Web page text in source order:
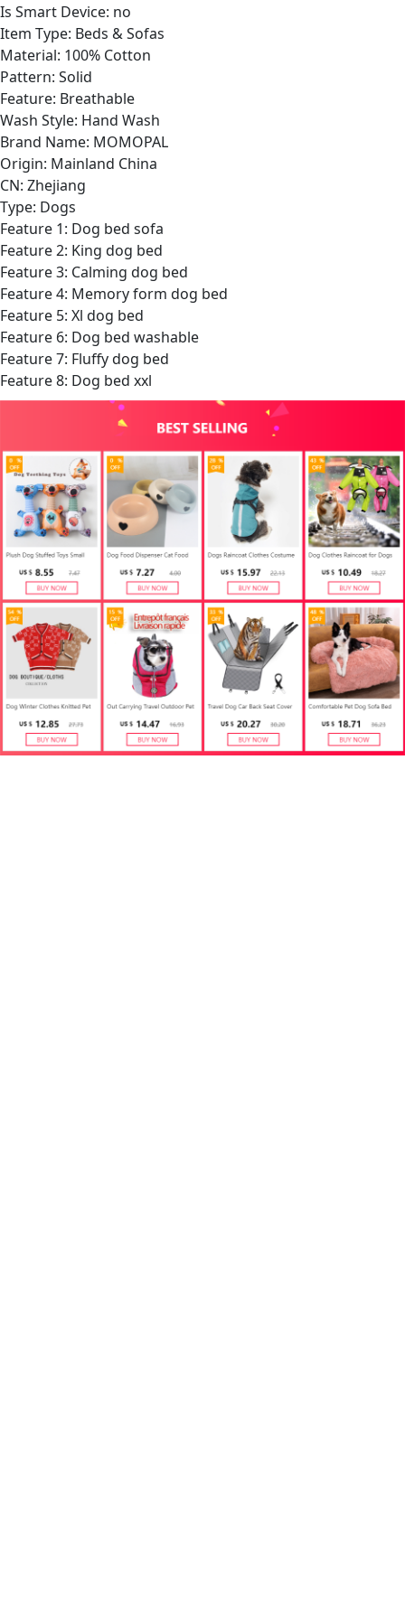
Is Smart Device: no
Item Type: Beds & Sofas
Material: 100% Cotton
Pattern: Solid
Feature: Breathable
Wash Style: Hand Wash
Brand Name: MOMOPAL
Origin: Mainland China
CN: Zhejiang
Type: Dogs
Feature 1: Dog bed sofa
Feature 2: King dog bed
Feature 3: Calming dog bed
Feature 4: Memory form dog bed
Feature 5: Xl dog bed
Feature 6: Dog bed washable
Feature 7: Fluffy dog bed
Feature 8: Dog bed xxl